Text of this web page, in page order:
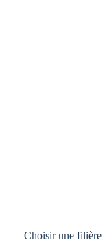
Choisir une filière